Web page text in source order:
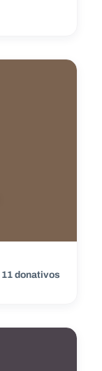
11 donativos